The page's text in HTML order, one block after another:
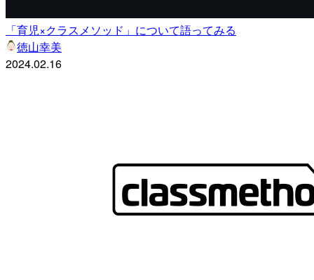
「育児×クラスメソッド」について語ってみる
徳山幸美
2024.02.16